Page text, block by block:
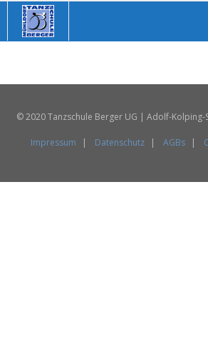
Über uns
Tanzkurse
Online Kurse
Musikvorschläge
© 2020 Tanzschule Berger UG | Adolf-
Impressum Datenschutz AGBs